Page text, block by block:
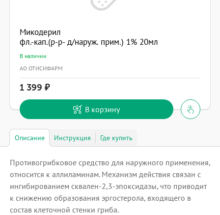
Микодерил
фл.-кап.(р-р- д/наруж. прим.) 1% 20мл
В наличии
АО ОТИСИФАРМ
1 399
В корзину
Описание Инструкция Где купить
Противогрибковое средство для наружного применения,
относится к аллиламинам. Механизм действия связан с
ингибированием сквален-2,3-эпоксидазы, что приводит
к снижению образования эргостерола, входящего в
состав клеточной стенки гриба.